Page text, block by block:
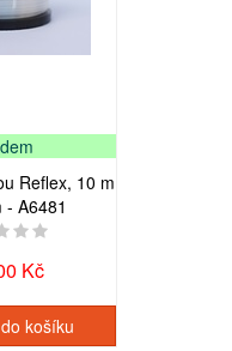
Reflex, 10 m
A6481
Kč
košíku